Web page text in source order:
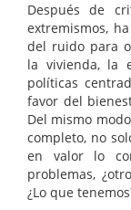
Después de
extremismos,
del ruido para
la vivienda, la
políticas
favor del
Del mismo
completo, no
en valor lo
problemas,
¿Lo que